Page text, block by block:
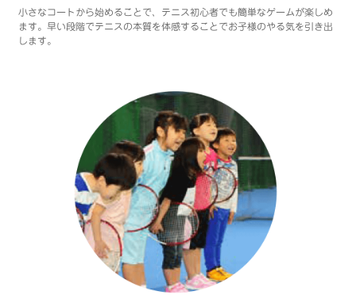
小さなコートから始めることで、テニス初心者でも簡単なゲームが楽しめ
ます。早い段階でテニスの本質を体感することでお子様のやる気を引き出
します。